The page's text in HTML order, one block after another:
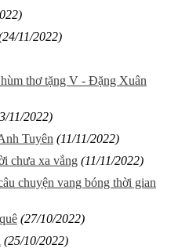
11/2022)
thơ tặng V - Đặng Xuân
11/2022)
Tuyên (11/11/2022)
chưa xa vắng (11/11/2022)
chuyện vang bóng thời gian
(27/10/2022)
(25/10/2022)